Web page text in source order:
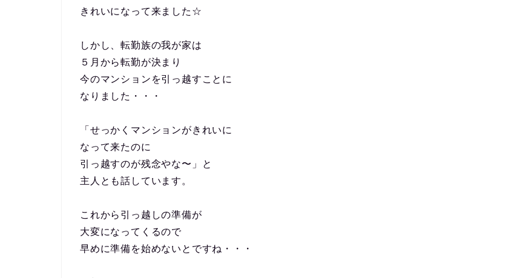
きれいになって来ました☆
しかし、転勤族の我が家は
５月から転勤が決まり
今のマンションを引っ越すことに
なりました・・・
「せっかくマンションがきれいに
なって来たのに
引っ越すのが残念やな〜」と
主人とも話しています。
これから引っ越しの準備が
大変になってくるので
早めに準備を始めないとですね・・・